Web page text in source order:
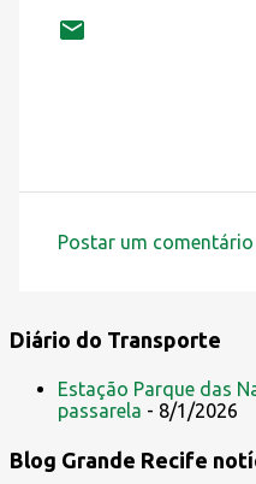
m
n
á
Postar um comentário
Diário do Transporte
Estação Parque das
passarela - 8/1/2026
Blog Grande Recife